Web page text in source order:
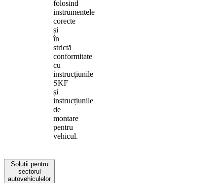
folosind
instrumentele
corecte
și
în
strictă
conformitate
cu
instrucțiunile
SKF
și
instrucțiunile
de
montare
pentru
vehicul.
Soluții pentru
sectorul
autovehiculelor